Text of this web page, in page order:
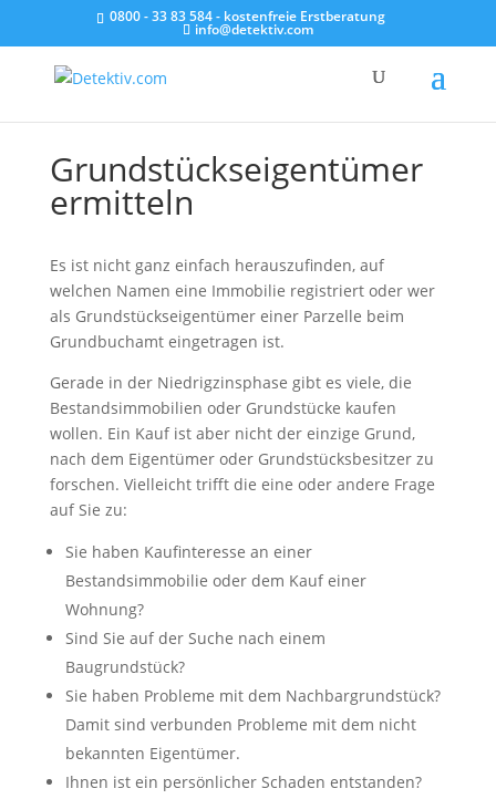
0800 - 33 83 584 - kostenfreie Erstberatung
info@detektiv.com
Grundstücks­eigentümer
ermitteln
Es ist nicht ganz einfach herauszufinden, auf
welchen Namen eine Immobilie registriert oder wer
als Grundstückseigentümer einer Parzelle beim
Grundbuchamt eingetragen ist.
Gerade in der Niedrigzinsphase gibt es viele, die
Bestandsimmobilien oder Grundstücke kaufen
wollen. Ein Kauf ist aber nicht der einzige Grund,
nach dem Eigentümer oder Grundstücksbesitzer zu
forschen. Vielleicht trifft die eine oder andere Frage
auf Sie zu:
Sie haben Kaufinteresse an einer
Bestandsimmobilie oder dem Kauf einer
Wohnung?
Sind Sie auf der Suche nach einem
Baugrundstück?
Sie haben Probleme mit dem Nachbargrundstück?
Damit sind verbunden Probleme mit dem nicht
bekannten Eigentümer.
Ihnen ist ein persönlicher Schaden entstanden?